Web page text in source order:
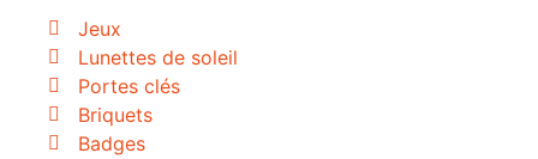
Jeux
Lunettes de soleil
Portes clés
Briquets
Badges